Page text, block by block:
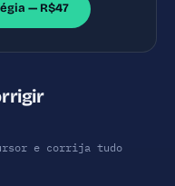
— R$47
e corrija tudo